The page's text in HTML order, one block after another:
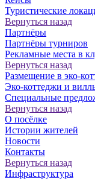
Туристические
Вернуться назад
Партнёры
Партнёры турниров
Рекламные места в
Вернуться назад
Размещение в эко-
Эко-коттеджи и
Специальные
Вернуться назад
О посёлке
Истории жителей
Новости
Контакты
Вернуться назад
Инфраструктура